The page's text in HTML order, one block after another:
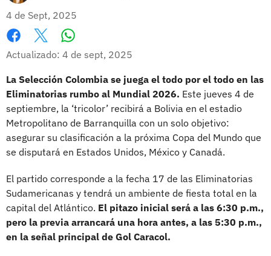
4 de Sept, 2025
Facebook
X
Actualizado: 4 de sept, 2025
La Selección Colombia se juega el todo por el todo en las
Eliminatorias rumbo al Mundial 2026. Este jueves 4 de
septiembre, la ‘tricolor’ recibirá a Bolivia en el estadio
Metropolitano de Barranquilla con un solo objetivo:
asegurar su clasificación a la próxima Copa del Mundo que
se disputará en Estados Unidos, México y Canadá.
El partido corresponde a la fecha 17 de las Eliminatorias
Sudamericanas y tendrá un ambiente de fiesta total en la
capital del Atlántico. El pitazo inicial será a las 6:30 p.m.,
pero la previa arrancará una hora antes, a las 5:30 p.m.,
en la señal principal de Gol Caracol.